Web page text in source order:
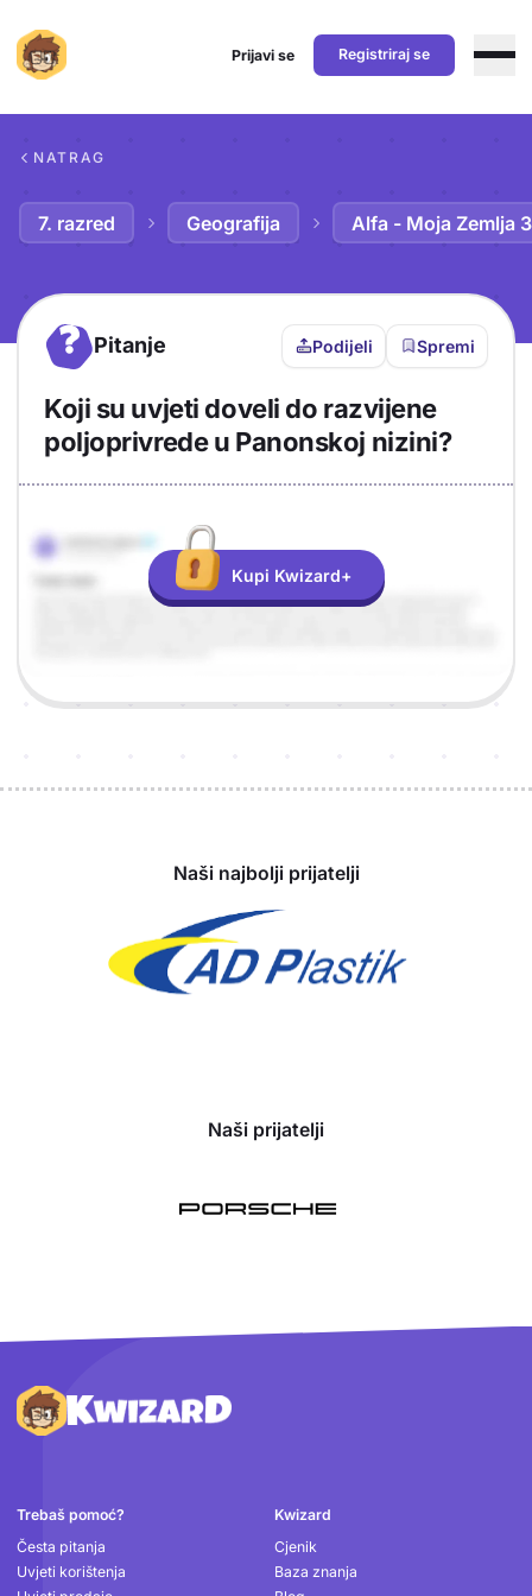
Prijavi se Registriraj se
NATRAG
7. razred Geografija Alfa - Moja Zemlja 3
? Pitanje Podijeli Spremi
Koji su uvjeti doveli do razvijene
poljoprivrede u Panonskoj nizini?
Odgovor
Objašnjenje
Kupi Kwizard+
Naši najbolji prijatelji
Naši prijatelji
Podnožje
Trebaš pomoć?
Česta pitanja
Uvjeti korištenja
Kwizard
Cjenik
Baza znanja